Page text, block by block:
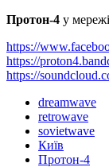
Протон-4 у
https://
https://
https://
dreamwave
retrowave
sovietwave
Київ
Протон-4